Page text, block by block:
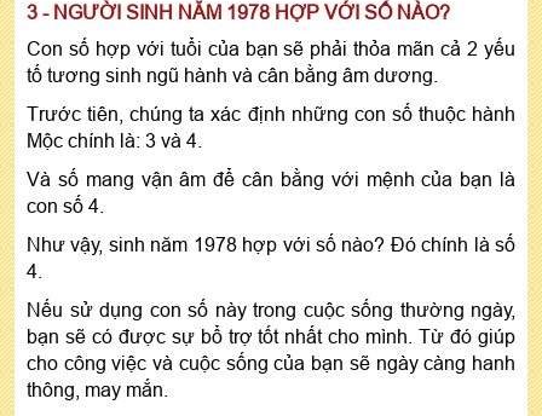
3 - NGƯỜI SINH NĂM 1978 HỢP VỚI SỐ NÀO?
Con số hợp với tuổi của bạn sẽ phải thỏa mãn cả 2 yếu
tố tương sinh ngũ hành và cân bằng âm dương.
Trước tiên, chúng ta xác định những con số thuộc hành
Mộc chính là: 3 và 4.
Và số mang vận âm để cân bằng với mệnh của bạn là
con số 4.
Như vậy, sinh năm 1978 hợp với số nào? Đó chính là số
4.
Nếu sử dụng con số này trong cuộc sống thường ngày,
bạn sẽ có được sự bổ trợ tốt nhất cho mình. Từ đó giúp
cho công việc và cuộc sống của bạn sẽ ngày càng hanh
thông, may mắn.